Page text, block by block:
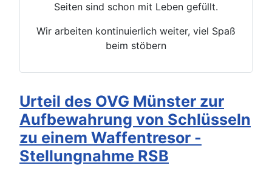
Seiten sind schon mit Leben gefüllt.
Wir arbeiten kontinuierlich weiter, viel Spaß
beim stöbern
Urteil des OVG Münster zur
Aufbewahrung von Schlüsseln
zu einem Waffentresor -
Stellungnahme RSB